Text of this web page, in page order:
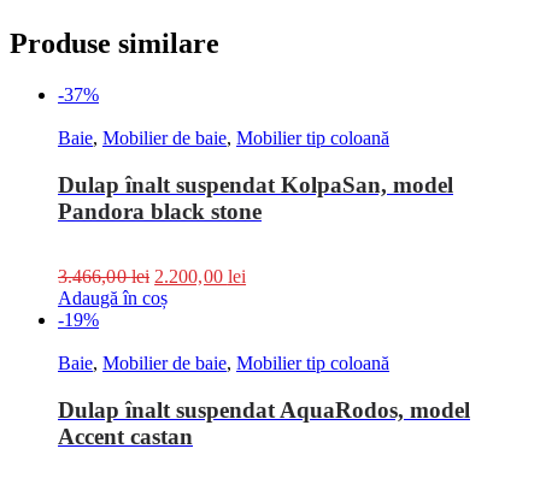
Produse similare
-37%
Baie, Mobilier de baie, Mobilier tip coloană
Dulap înalt suspendat KolpaSan, model
Pandora black stone
3.466,00lei 2.200,00 lei
Adaugă în coș
-19%
Baie, Mobilier de baie, Mobilier tip coloană
Dulap înalt suspendat AquaRodos, model
Accent castan